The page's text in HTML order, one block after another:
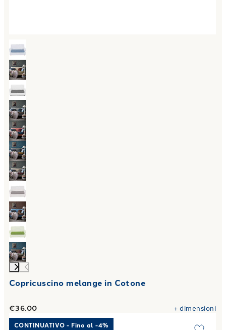
Copricuscino melange in Cotone
€36.00 +dimensioni
Link to "Copridivano elasticizzato cosmic in Cotone 200
CONTINUATIVO - Fino al -4%